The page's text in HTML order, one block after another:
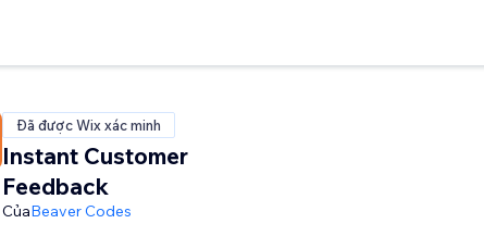
Đã được Wix xác minh
Instant Customer
Feedback
CủaBeaver Codes